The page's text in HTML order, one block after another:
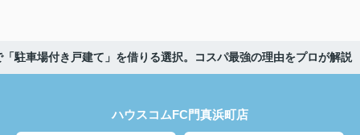
駐車場付き戸建て」を借りる選択。コスパ最強の理由をプロが解説
ハウスコムFC門真浜町店